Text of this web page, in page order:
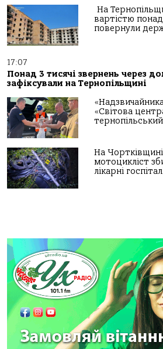
На
вартістю
повернули
17:07
Понад 3 тисячі звернень через
зафіксували на Тернопільщині
«Світова
На Чортківщині
мотоцикліст
лікарні